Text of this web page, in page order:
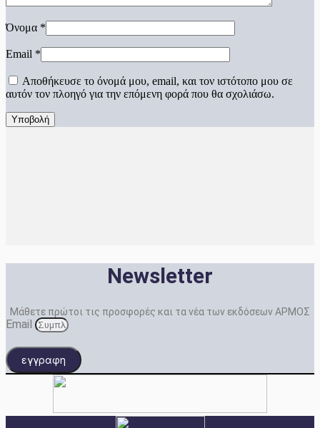
Όνομα *
Email *
Αποθήκευσε το όνομά μου, email, και τον ιστότοπο μου σε
αυτόν τον πλοηγό για την επόμενη φορά που θα σχολιάσω.
Newsletter
Μάθετε πρώτοι τις προσφορές και τα νέα των εκδόσεων ΑΡΜΟΣ
Email
εγγραφη